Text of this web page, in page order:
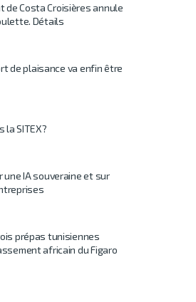
de Costa Croisières annule
Détails
de plaisance va enfin être
la SITEX?
une IA souveraine et sur
prépas tunisiennes
africain du Figaro